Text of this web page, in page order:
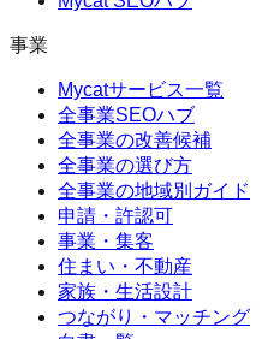
事業
Mycatサービス一覧
全事業SEOハブ
全事業の改善候補
全事業の選び方
全事業の地域別ガイド
申請・許認可
事業・集客
住まい・不動産
家族・生活設計
つながり・マッチング